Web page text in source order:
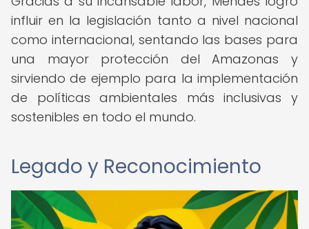
influir en la legislación tanto a nivel nacional
como internacional, sentando las bases para
una mayor protección del Amazonas y
sirviendo de ejemplo para la implementación
de políticas ambientales más inclusivas y
sostenibles en todo el mundo.
Legado y Reconocimiento